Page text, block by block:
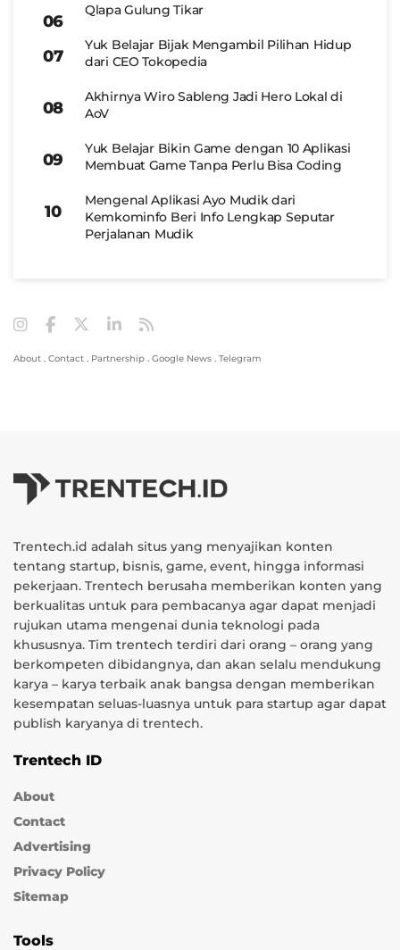
Qlapa Gulung Tikar
Yuk Belajar Bijak Mengambil Pilihan Hidup
dari CEO Tokopedia
Akhirnya Wiro Sableng Jadi Hero Lokal di
AoV
Yuk Belajar Bikin Game dengan 10 Aplikasi
Membuat Game Tanpa Perlu Bisa Coding
Mengenal Aplikasi Ayo Mudik dari
Kemkominfo Beri Info Lengkap Seputar
Perjalanan Mudik
About . Contact . Partnership . Google News . Telegram
Trentech.id adalah situs yang menyajikan konten
tentang startup, bisnis, game, event, hingga informasi
pekerjaan. Trentech berusaha memberikan konten yang
berkualitas untuk para pembacanya agar dapat menjadi
rujukan utama mengenai dunia teknologi pada
khususnya. Tim trentech terdiri dari orang – orang yang
berkompeten dibidangnya, dan akan selalu mendukung
karya – karya terbaik anak bangsa dengan memberikan
kesempatan seluas-luasnya untuk para startup agar dapat
publish karyanya di trentech.
Trentech ID
About
Contact
Advertising
Privacy Policy
Sitemap
Tools